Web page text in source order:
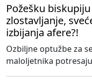
Požešku
zlostavljanje,
izbijanja afere?!
Ozbiljne optužbe za
maloljetnika